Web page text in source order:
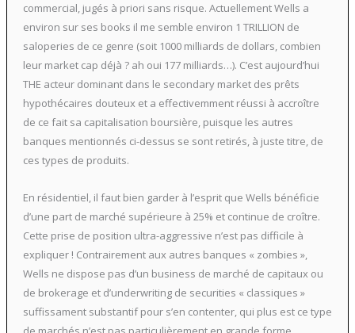
commercial, jugés à priori sans risque. Actuellement Wells a
environ sur ses books il me semble environ 1 TRILLION de
saloperies de ce genre (soit 1000 milliards de dollars, combien
leur market cap déjà ? ah oui 177 milliards…). C’est aujourd’hui
THE acteur dominant dans le secondary market des prêts
hypothécaires douteux et a effectivemment réussi à accroître
de ce fait sa capitalisation boursière, puisque les autres
banques mentionnés ci-dessus se sont retirés, à juste titre, de
ces types de produits.
En résidentiel, il faut bien garder à l’esprit que Wells bénéficie
d’une part de marché supérieure à 25% et continue de croître.
Cette prise de position ultra-aggressive n’est pas difficile à
expliquer ! Contrairement aux autres banques « zombies »,
Wells ne dispose pas d’un business de marché de capitaux ou
de brokerage et d’underwriting de securities « classiques »
suffissament substantif pour s’en contenter, qui plus est ce type